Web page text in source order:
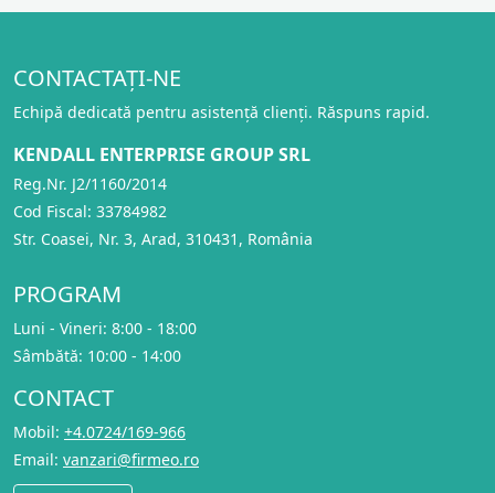
CONTACTAȚI-NE
Echipă dedicată pentru asistență clienți. Răspuns rapid.
KENDALL ENTERPRISE GROUP SRL
Reg.Nr. J2/1160/2014
Cod Fiscal: 33784982
Str. Coasei, Nr. 3, Arad, 310431, România
PROGRAM
Luni - Vineri: 8:00 - 18:00
Sâmbătă: 10:00 - 14:00
CONTACT
Mobil: +4.0724/169-966
Email: vanzari@firmeo.ro